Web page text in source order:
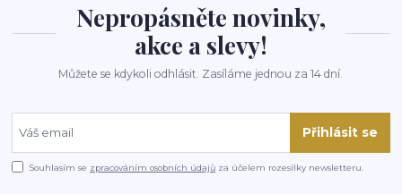
Nepropásněte novinky,
akce a slevy!
Můžete se kdykoli odhlásit. Zasíláme jednou za 14 dní.
Přihlásit se
Souhlasím se zpracováním osobních údajů za účelem rozesílky newsletteru.